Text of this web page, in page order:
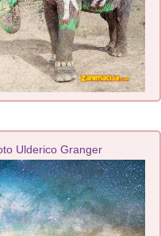
Ulderico Granger